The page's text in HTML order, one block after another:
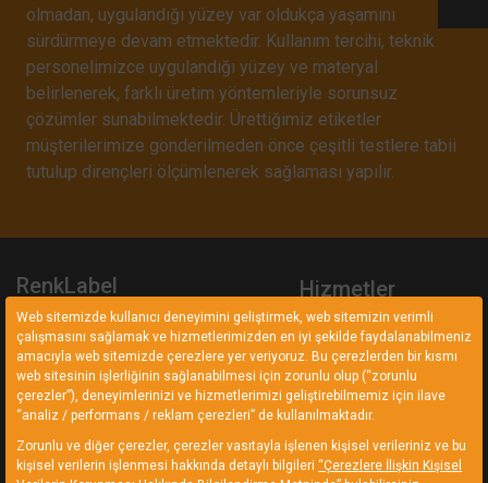
olmadan, uygulandığı yüzey var oldukça yaşamını
sürdürmeye devam etmektedir. Kullanım tercihi, teknik
personelimizce uygulandığı yüzey ve materyal
belirlenerek, farklı üretim yöntemleriyle sorunsuz
çözümler sunabilmektedir. Ürettiğimiz etiketler
müşterilerimize gönderilmeden önce çeşitli testlere tabii
tutulup dirençleri ölçümlenerek sağlaması yapılır.
RenkLabel
RenkLabel belirlediği hedefler ve
ilkeler ile sadece yapıyoruz
demekle yetinmez. Doğru üretim
anlayışıyla sözünde durur.
Hizmetler
Seriagrafi Baskı
Dijital Baskı Çözümleri
Endüstriyel Performans
Etiketleri
Endüstriyel Şekilli
Lazer Markalama
Web sitemizde kullanıcı deneyimini geliştirmek, web sitemizin verimli
çalışmasını sağlamak ve hizmetlerimizden en iyi şekilde faydalanabilmeniz
amacıyla web sitemizde çerezlere yer veriyoruz. Bu çerezlerden bir kısmı
web sitesinin işlerliğinin sağlanabilmesi için zorunlu olup (“zorunlu
çerezler”), deneyimlerinizi ve hizmetlerimizi geliştirebilmemiz için ilave
“analiz / performans / reklam çerezleri” de kullanılmaktadır.
Zorunlu ve diğer çerezler, çerezler vasıtayla işlenen kişisel verileriniz ve bu
kişisel verilerin işlenmesi hakkında detaylı bilgileri “Çerezlere İlişkin Kişisel